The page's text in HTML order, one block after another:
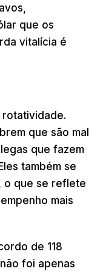
que os
vitalícia é
rotatividade.
que são mal
que fazem
também se
o que se reflete
mais
de 118
foi apenas